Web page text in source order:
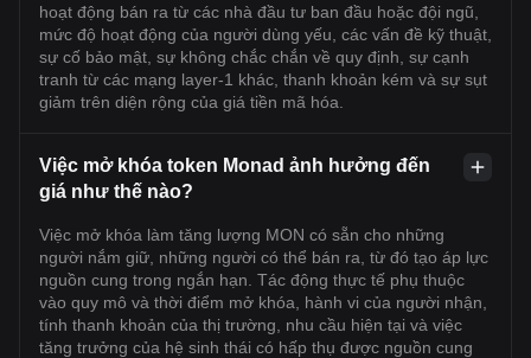
hoạt động bán ra từ các nhà đầu tư ban đầu hoặc đội ngũ,
mức độ hoạt động của người dùng yếu, các vấn đề kỹ thuật,
sự cố bảo mật, sự không chắc chắn về quy định, sự cạnh
tranh từ các mạng layer-1 khác, thanh khoản kém và sự sụt
giảm trên diện rộng của giá tiền mã hóa.
Việc mở khóa token Monad ảnh hưởng đến
giá như thế nào?
Việc mở khóa làm tăng lượng MON có sẵn cho những
người nắm giữ, những người có thể bán ra, từ đó tạo áp lực
nguồn cung trong ngắn hạn. Tác động thực tế phụ thuộc
vào quy mô và thời điểm mở khóa, hành vi của người nhận,
tính thanh khoản của thị trường, nhu cầu hiện tại và việc
tăng trưởng của hệ sinh thái có hấp thụ được nguồn cung